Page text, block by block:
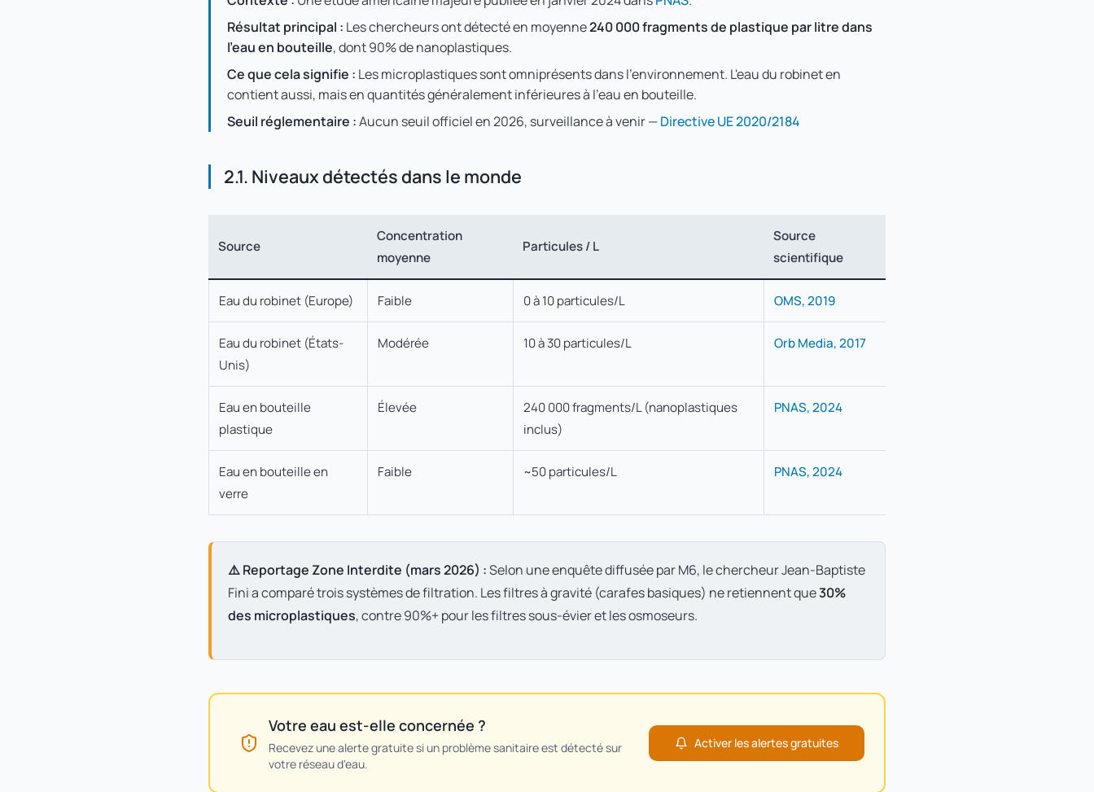
Résultat principal : Les chercheurs ont détecté en moyenne240 000 fragments de plastique par litre dans
l'eau en bouteille, dont 90% de nanoplastiques.
Ce que cela signifie : Les microplastiques sont omniprésents dans l'environnement. L'eau du robinet en
contient aussi, mais en quantités généralement inférieures à l'eau en bouteille.
Seuil réglementaire :Aucun seuil officiel en 2026, surveillance à venir —Directive UE 2020/2184
2.1. Niveaux détectés dans le monde
Source
Concentration
moyenne
Particules / L
Source
scientifique
Eau du robinet (Europe) Faible 0 à 10 particules/L OMS, 2019
Eau du robinet (États-
Unis)
Modérée 10 à 30 particules/L Orb Media, 2017
Eau en bouteille
plastique
Élevée
240 000 fragments/L (nanoplastiques
inclus)
PNAS, 2024
Eau en bouteille en
verre
Faible ~50 particules/L PNAS, 2024
⚠️ Reportage Zone Interdite (mars 2026) :Selon une enquête diffusée par M6, le chercheur Jean-Baptiste
Fini a comparé trois systèmes de filtration. Les filtres à gravité (carafes basiques) ne retiennent que30%
des microplastiques, contre 90%+ pour les filtres sous-évier et les osmoseurs.
Votre eau est-elle concernée ?
Recevez une alerte gratuite si un problème sanitaire est détecté sur
votre réseau d'eau.
Activer les alertes gratuites